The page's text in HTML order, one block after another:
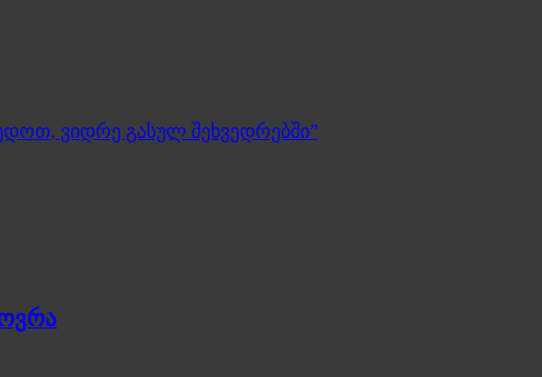
ვიდრე გასულ შეხვედრებში”